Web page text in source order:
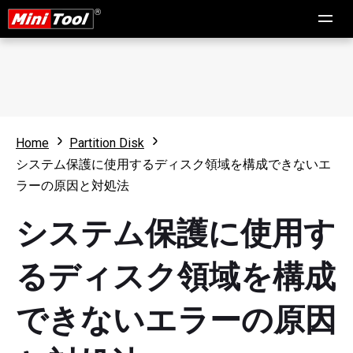
Home
Partition Disk
システム保護に使用するディスク領域を構成できないエ
ラーの原因と対処法
システム保護に使用す
るディスク領域を構成
できないエラーの原因